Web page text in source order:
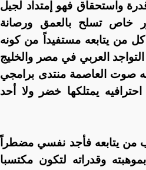
واستحقاق فهو إمتداد لجيل
خاص تسلح بالعمق ورصانة
كل من يتابعه مستفيداً من كونه
العربي في مصر والخليج
صوت العاصمة منتدى برامجي
يمتلكها خضر ولا أحد
من يتابعه فأجد نفسي مضطراً
وقدراته لتكون مكتسبا